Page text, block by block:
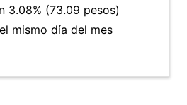
3.08% (73.09 pesos)
mismo día del mes